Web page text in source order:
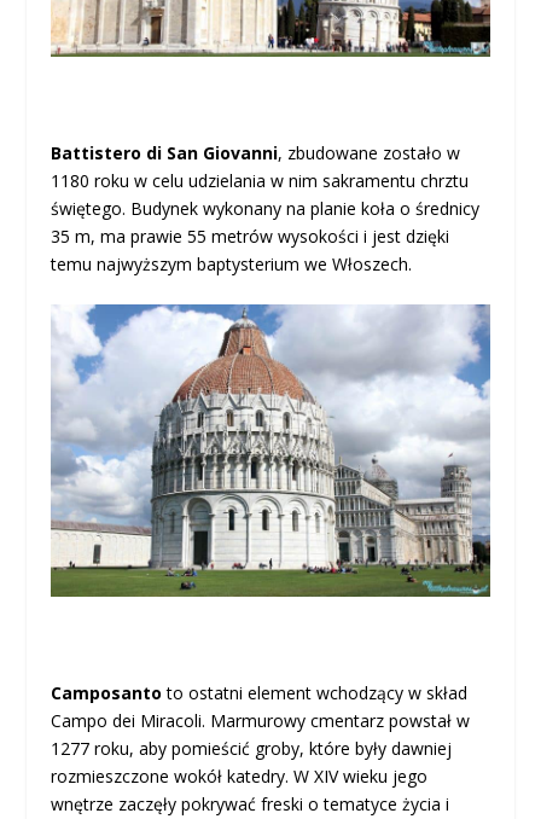
Battistero di San Giovanni, zbudowane zostało w
1180 roku w celu udzielania w nim sakramentu chrztu
świętego. Budynek wykonany na planie koła o średnicy
35 m, ma prawie 55 metrów wysokości i jest dzięki
temu najwyższym baptysterium we Włoszech.
Camposanto to ostatni element wchodzący w skład
Campo dei Miracoli. Marmurowy cmentarz powstał w
1277 roku, aby pomieścić groby, które były dawniej
rozmieszczone wokół katedry. W XIV wieku jego
wnętrze zaczęły pokrywać freski o tematyce życia i